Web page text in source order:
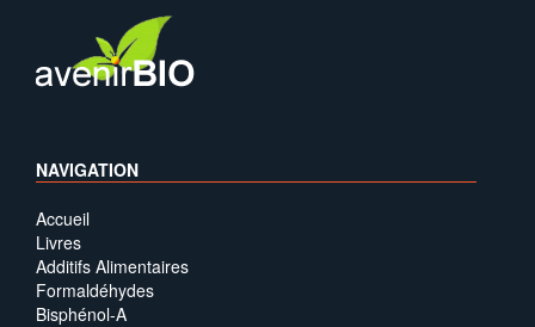
NAVIGATION
Accueil
Livres
Additifs Alimentaires
Formaldéhydes
Bisphénol-A